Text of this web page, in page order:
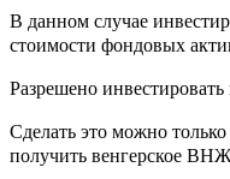
В данном случае
стоимости фондовых
Разрешено
Сделать это можно
получить венгерское